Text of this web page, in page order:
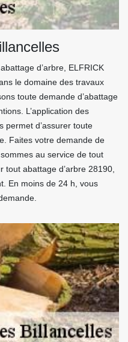
d’arbre, ELFRICK
le domaine des travaux
toute demande d’abattage
L’application des
permet d’assurer toute
Faites votre demande de
au service de tout
abattage d’arbre 28190,
En moins de 24 h, vous